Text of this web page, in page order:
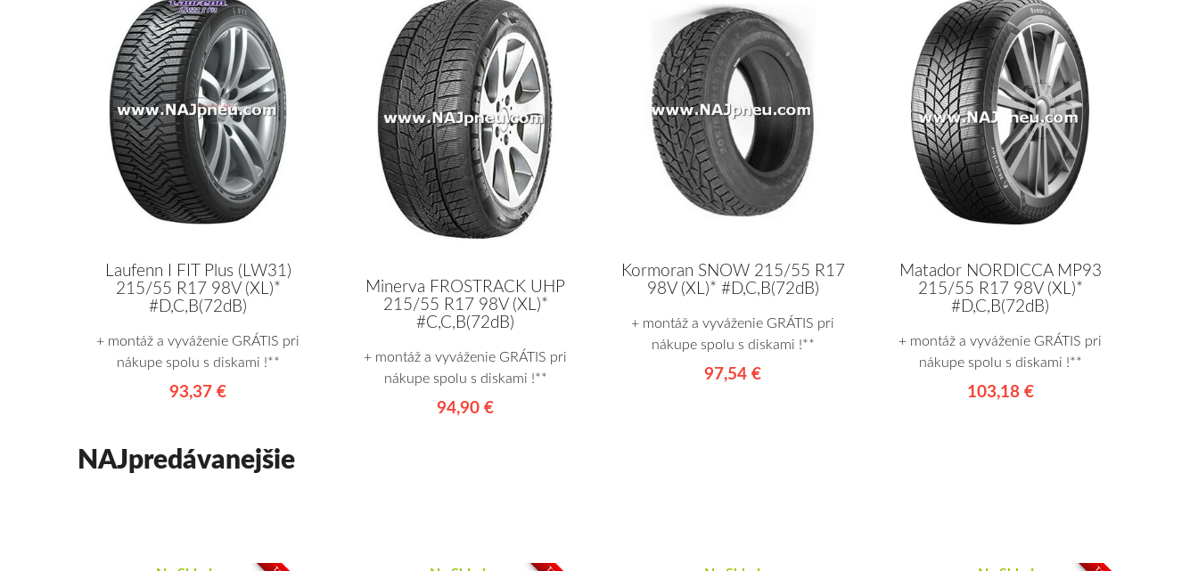
Laufenn I FIT Plus (LW31)
215/55 R17 98V (XL)*
#D,C,B(72dB)
+ montáž a vyváženie GRÁTIS pri
nákupe spolu s diskami !**
93,37 €
Minerva FROSTRACK UHP
215/55 R17 98V (XL)*
#C,C,B(72dB)
+ montáž a vyváženie GRÁTIS pri
nákupe spolu s diskami !**
94,90 €
Kormoran SNOW 215/55 R17
98V (XL)* #D,C,B(72dB)
+ montáž a vyváženie GRÁTIS pri
nákupe spolu s diskami !**
97,54 €
Matador NORDICCA MP93
215/55 R17 98V (XL)*
#D,C,B(72dB)
+ montáž a vyváženie GRÁTIS pri
nákupe spolu s diskami !**
103,18 €
NAJpredávanejšie